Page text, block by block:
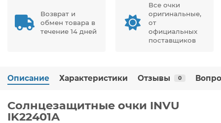
Возврат и
обмен товара в
течение 14 дней
Все очки
оригинальные,
от
официальных
поставщиков
Описание Характеристики Отзывы 0
Солнцезащитные очки INVU
IK22401A